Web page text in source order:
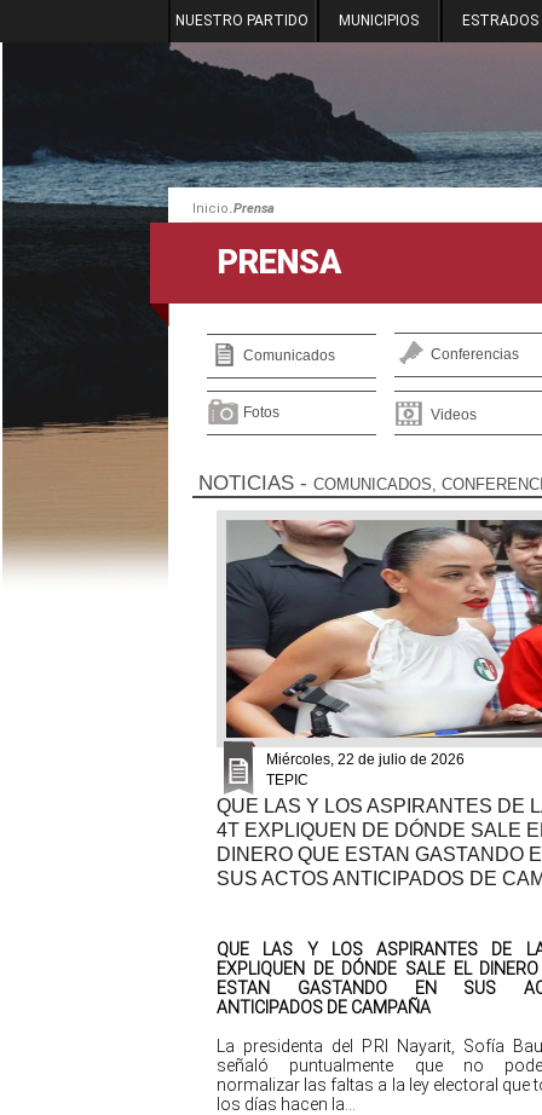
NUESTRO PARTIDO MUNICIPIOS ESTRADOS
Inicio.Prensa
PRENSA
Comunicados Conferencias
Fotos Videos
NOTICIAS - COMUNICADOS,
Miércoles, 22 de julio de 2026
TEPIC
QUE LAS Y LOS ASPIRANTES DE
4T EXPLIQUEN DE DÓNDE SALE
DINERO QUE ESTAN GASTANDO
SUS ACTOS ANTICIPADOS DE
QUE LAS Y LOS ASPIRANTES DE
EXPLIQUEN DE DÓNDE SALE EL
ESTAN GASTANDO EN SUS
ANTICIPADOS DE CAMPAÑA
La presidenta del PRI Nayarit, Sofía
señaló puntualmente que no
normalizar las faltas a la ley electoral que
los días hacen la...